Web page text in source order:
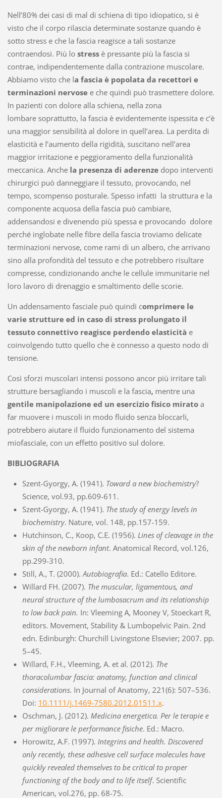
Nell’80% dei casi di mal di schiena di tipo idiopatico, si è
visto che il corpo rilascia determinate sostanze quando è
sotto stress e che la fascia reagisce a tali sostanze
contraendosi. Più lo stress è pressante più la fascia si
contrae, indipendentemente dalla contrazione muscolare.
Abbiamo visto che la fascia è popolata da recettori e
terminazioni nervose e che quindi può trasmettere dolore.
In pazienti con dolore alla schiena, nella zona
lombare soprattutto, la fascia è evidentemente ispessita e c’è
una maggior sensibilità al dolore in quell’area. La perdita di
elasticità e l’aumento della rigidità, suscitano nell’area
maggior irritazione e peggioramento della funzionalità
meccanica. Anche la presenza di aderenze dopo interventi
chirurgici può danneggiare il tessuto, provocando, nel
tempo, scompenso posturale. Spesso infatti la struttura e la
componente acquosa della fascia può cambiare,
addensandosi e divenendo più spessa e provocando dolore
perché inglobate nelle fibre della fascia troviamo delicate
terminazioni nervose, come rami di un albero, che arrivano
sino alla profondità del tessuto e che potrebbero risultare
compresse, condizionando anche le cellule immunitarie nel
loro lavoro di drenaggio e smaltimento delle scorie.
Un addensamento fasciale può quindi comprimere le
varie strutture ed in caso di stress prolungato il
tessuto connettivo reagisce perdendo elasticità e
coinvolgendo tutto quello che è connesso a questo nodo di
tensione.
Così sforzi muscolari intensi possono ancor più irritare tali
strutture bersagliando i muscoli e la fascia, mentre una
gentile manipolazione ed un esercizio fisico mirato a
far muovere i muscoli in modo fluido senza bloccarli,
potrebbero aiutare il fluido funzionamento del sistema
miofasciale, con un effetto positivo sul dolore.
BIBLIOGRAFIA
Szent-Gyorgy, A. (1941). Toward a new biochemistry?
Science, vol.93, pp.609-611.
Szent-Gyorgy, A. (1941). The study of energy levels in
biochemistry. Nature, vol. 148, pp.157-159.
Hutchinson, C., Koop, C.E. (1956). Lines of cleavage in the
skin of the newborn infant. Anatomical Record, vol.126,
pp.299-310.
Still, A., T. (2000). Autobiografia. Ed.: Catello Editore.
Willard FH. (2007). The muscular, ligamentous, and
neural structure of the lumbosacrum and its relationship
to low back pain. In: Vleeming A, Mooney V, Stoeckart R,
editors. Movement, Stability & Lumbopelvic Pain. 2nd
edn. Edinburgh: Churchill Livingstone Elsevier; 2007. pp.
5–45.
Willard, F.H., Vleeming, A. et al. (2012). The
thoracolumbar fascia: anatomy, function and clinical
considerations. In Journal of Anatomy, 221(6): 507–536.
Doi: 10.1111/j.1469-7580.2012.01511.x.
Oschman, J. (2012). Medicina energetica. Per le terapie e
per migliorare le performance fisiche. Ed.: Macro.
Horowitz, A.F. (1997). Integrins and health. Discovered
only recently, these adhesive cell surface molecules have
quickly revealed themselves to be critical to proper
functioning of the body and to life itself. Scientific
American, vol.276, pp. 68-75.